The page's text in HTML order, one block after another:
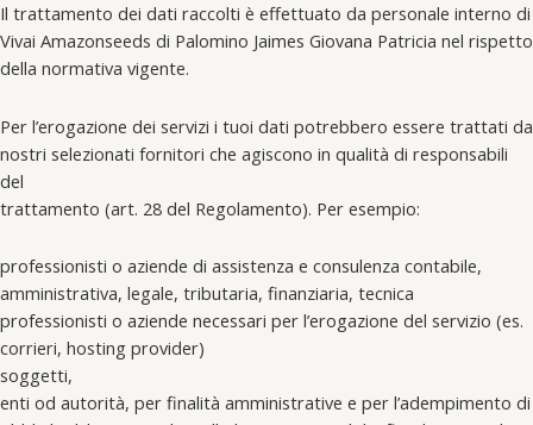
Il trattamento dei dati raccolti è effettuato da personale interno di
Vivai Amazonseeds di Palomino Jaimes Giovana Patricia nel rispetto
della normativa vigente.
Per l’erogazione dei servizi i tuoi dati potrebbero essere trattati da
nostri selezionati fornitori che agiscono in qualità di responsabili
del
trattamento (art. 28 del Regolamento). Per esempio:
professionisti o aziende di assistenza e consulenza contabile,
amministrativa, legale, tributaria, finanziaria, tecnica
professionisti o aziende necessari per l’erogazione del servizio (es.
corrieri, hosting provider)
soggetti,
enti od autorità, per finalità amministrative e per l’adempimento di